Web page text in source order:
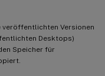
veröffentlichten Versionen
Desktops)
Speicher für